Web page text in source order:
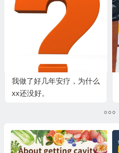
我做了好几年安疗，为什么
xx还没好。